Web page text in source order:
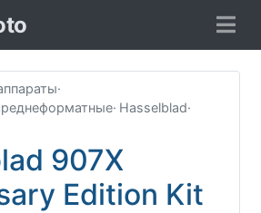
·
· Hasselblad·
907X
Edition Kit